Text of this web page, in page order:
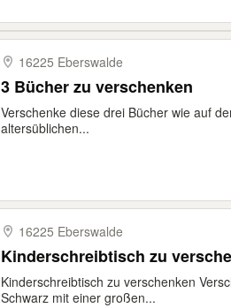
16225 Eberswalde
3 Bücher zu verschenken
Verschenke diese drei Bücher wie auf
altersüblichen...
16225 Eberswalde
Kinderschreibtisch zu
Kinderschreibtisch zu verschenken
Schwarz mit einer großen...